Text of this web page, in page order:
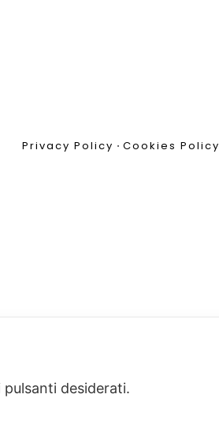
Privacy Policy •Cookies Policy
desiderati.